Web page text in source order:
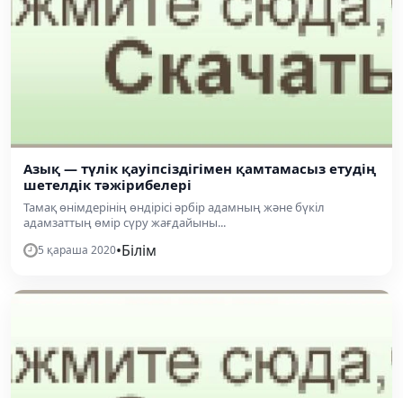
Азық — түлік қауіпсіздігімен қамтамасыз етудің
шетелдік тәжірибелері
Тамақ өнімдерінің өндірісі әрбір адамның және бүкіл
адамзаттың өмір сүру жағдайыны...
5 қараша 2020•Білім